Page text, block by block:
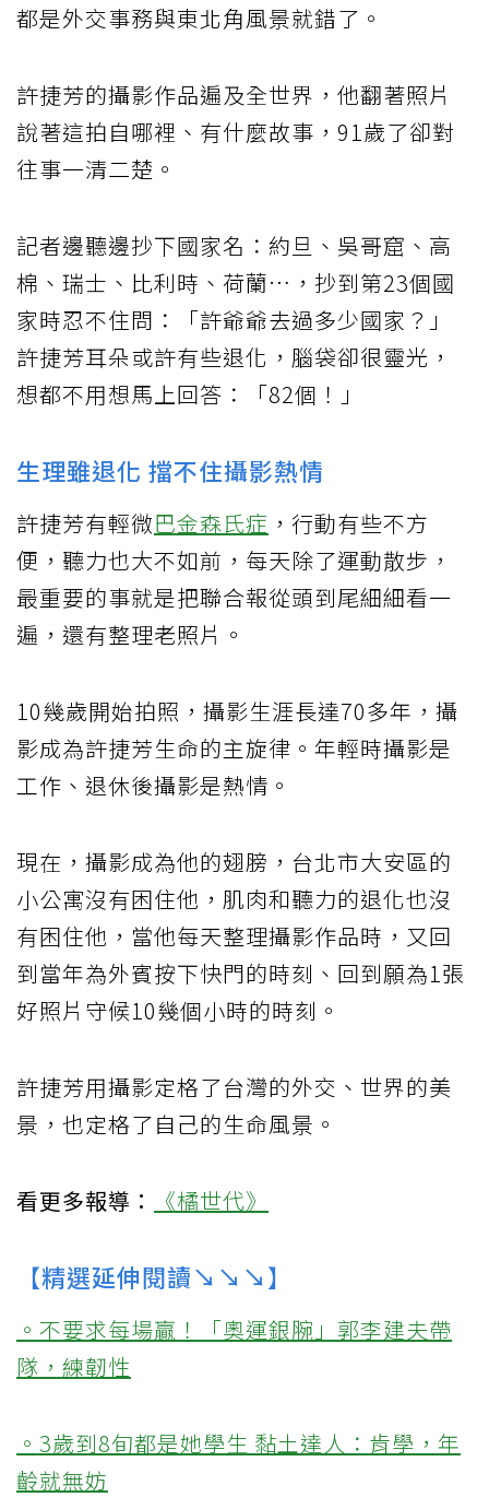
都是外交事務與東北角風景就錯了。
許捷芳的攝影作品遍及全世界，他翻著照片
說著這拍自哪裡、有什麼故事，91歲了卻對
往事一清二楚。
記者邊聽邊抄下國家名：約旦、吳哥窟、高
棉、瑞士、比利時、荷蘭…，抄到第23個國
家時忍不住問：「許爺爺去過多少國家？」
許捷芳耳朵或許有些退化，腦袋卻很靈光，
想都不用想馬上回答：「82個！」
生理雖退化 擋不住攝影熱情
許捷芳有輕微巴金森氏症 ，行動有些不方
便，聽力也大不如前，每天除了運動散步，
最重要的事就是把聯合報從頭到尾細細看一
遍，還有整理老照片。
10幾歲開始拍照，攝影生涯長達70多年，攝
影成為許捷芳生命的主旋律。年輕時攝影是
工作、退休後攝影是熱情。
現在，攝影成為他的翅膀，台北市大安區的
小公寓沒有困住他，肌肉和聽力的退化也沒
有困住他，當他每天整理攝影作品時，又回
到當年為外賓按下快門的時刻、回到願為1張
好照片守候10幾個小時的時刻。
許捷芳用攝影定格了台灣的外交、世界的美
景，也定格了自己的生命風景。
看更多報導： 《橘世代》
【精選延伸閱讀↘↘↘】
。不要求每場贏！「奧運銀腕」郭李建夫帶
隊，練韌性
。3歲到8旬都是她學生 黏土達人：肯學，年
齡就無妨